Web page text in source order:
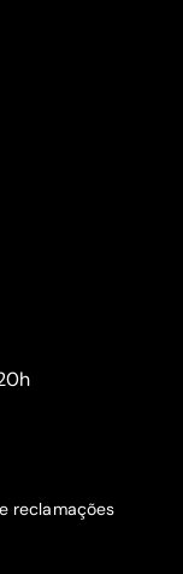
reclamações